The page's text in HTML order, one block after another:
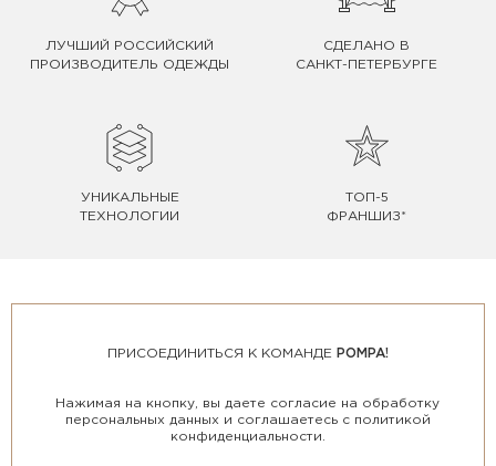
ЛУЧШИЙ РОССИЙСКИЙ
ПРОИЗВОДИТЕЛЬ ОДЕЖДЫ
СДЕЛАНО В
САНКТ-ПЕТЕРБУРГЕ
УНИКАЛЬНЫЕ
ТЕХНОЛОГИИ
ТОП-5
ФРАНШИЗ*
ПРИСОЕДИНИТЬСЯ К КОМАНДЕ POMPA!
Нажимая на кнопку, вы даете согласие на обработку
персональных данных и соглашаетесь с политикой
конфиденциальности.